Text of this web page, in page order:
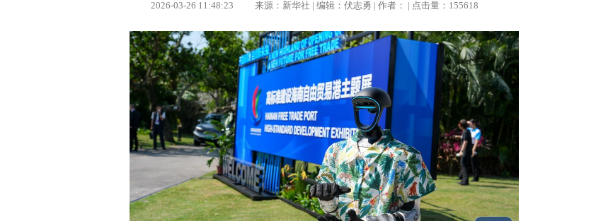
2026-03-26 11:48:23 来源：新华社 | 编辑：伏志勇 | 作者： | 点击量：155618